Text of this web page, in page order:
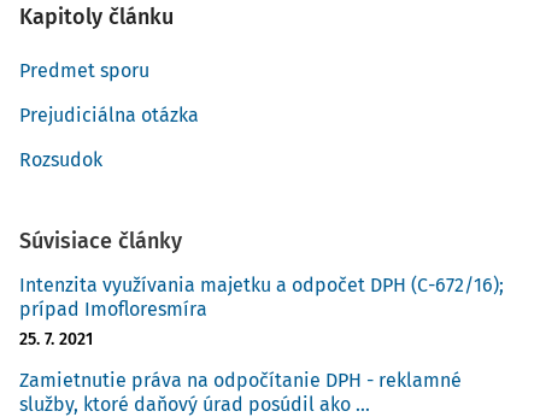
Kapitoly článku
Predmet sporu
Prejudiciálna otázka
Rozsudok
Súvisiace články
Intenzita využívania majetku a odpočet DPH (C-672/16);
prípad Imofloresmíra
25. 7. 2021
Zamietnutie práva na odpočítanie DPH - reklamné
služby, ktoré daňový úrad posúdil ako ...